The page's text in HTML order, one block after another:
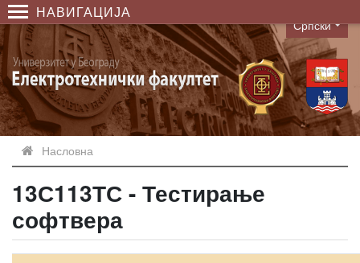
НАВИГАЦИЈА
Language
Српски
Насловна
13С113ТС - Тестирање
софтвера